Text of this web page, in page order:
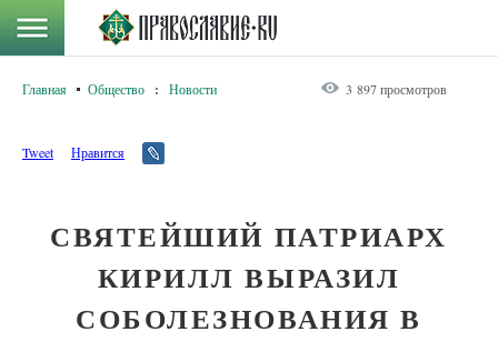
Главная Общество : Новости 3 897 просмотров
Tweet Нравится
СВЯТЕЙШИЙ ПАТРИАРХ
КИРИЛЛ ВЫРАЗИЛ
СОБОЛЕЗНОВАНИЯ В